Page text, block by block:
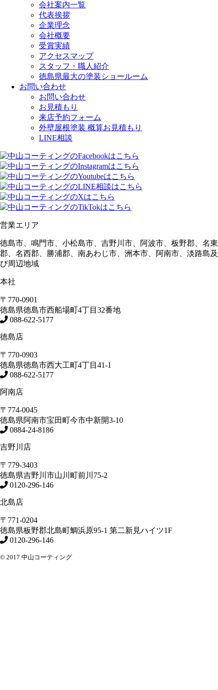
会社案内一覧
代表挨拶
企業理念
会社概要
受賞実績
アクセスマップ
スタッフ・職人紹介
徳島県最大の塗装ショールーム
お問い合わせ
お問い合わせ
お見積もり
来店予約フォーム
外壁屋根塗装 概算お見積もり
LINE相談
営業エリア
徳島市、鳴門市、小松島市、吉野川市、阿波市、板野郡、名東
郡、名西郡、勝浦郡、南あわじ市、洲本市、阿南市、淡路島及
び周辺地域
本社
〒770-0901
徳島県徳島市西船場町4丁目32番地
088-622-5177
徳島店
〒770-0903
徳島県徳島市西大工町4丁目41-1
088-622-5177
阿南店
〒774-0045
徳島県阿南市宝田町今市中新開3-10
0884-24-8186
吉野川店
〒779-3403
徳島県吉野川市山川町前川75-2
0120-296-146
北島店
〒771-0204
徳島県板野郡北島町鯛浜原95-1 第二新見ハイツ1F
0120-296-146
© 2017 中山コーティング